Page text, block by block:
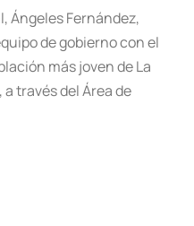
Ángeles Fernández,
de gobierno con el
más joven de La
a través del Área de